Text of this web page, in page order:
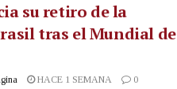
su retiro de la
tras el Mundial de
HACE 1 SEMANA 0